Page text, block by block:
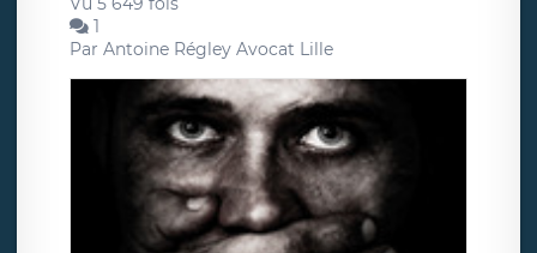
1
Par Antoine Régley Avocat Lille